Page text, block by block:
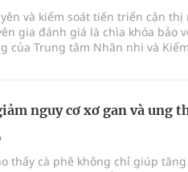
và kiểm soát tiến triển cận thị
gia đánh giá là chìa khóa bảo
của Trung tâm Nhãn nhi và
nguy cơ xơ gan và ung
thấy cà phê không chỉ giúp